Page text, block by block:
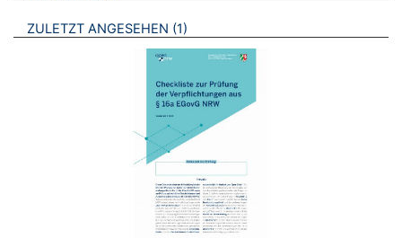
ZULETZT ANGESEHEN 1 BROSCHÜREN